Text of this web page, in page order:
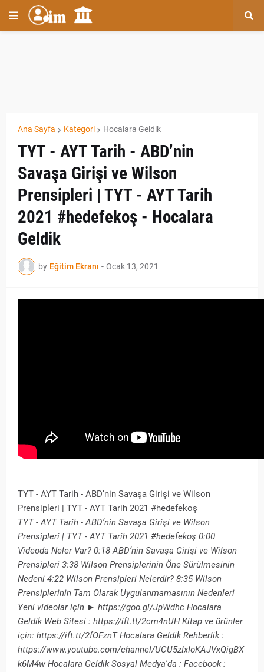
Ana Sayfa Kategori Hocalara Geldik
TYT - AYT Tarih - ABD’nin
Savaşa Girişi ve Wilson
Prensipleri | TYT - AYT Tarih
2021 #hedefekoş - Hocalara
Geldik
by Eğitim Ekranı - Ocak 13, 2021
TYT - AYT Tarih - ABD’nin Savaşa Girişi ve Wilson
Prensipleri | TYT - AYT Tarih 2021 #hedefekoş
TYT - AYT Tarih - ABD’nin Savaşa Girişi ve Wilson
Prensipleri | TYT - AYT Tarih 2021 #hedefekoş 0:00
Videoda Neler Var? 0:18 ABD’nin Savaşa Girişi ve Wilson
Prensipleri 3:38 Wilson Prensiplerinin Öne Sürülmesinin
Nedeni 4:22 Wilson Prensipleri Nelerdir? 8:35 Wilson
Prensiplerinin Tam Olarak Uygulanmamasının Nedenleri
Yeni videolar için ► https://goo.gl/JpWdhc Hocalara
Geldik Web Sitesi : https://ift.tt/2cm4nUH Kitap ve ürünler
için: https://ift.tt/2fOFznT Hocalara Geldik Rehberlik :
https://www.youtube.com/channel/UCU5zIxIoKAJVxQigBX
k6M4w Hocalara Geldik Sosyal Medya'da : Facebook :